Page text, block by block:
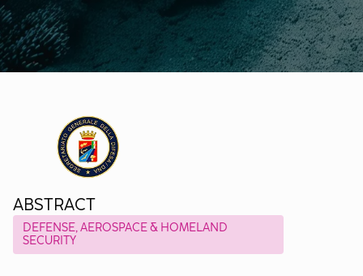
ABSTRACT
DEFENSE, AEROSPACE & HOMELAND
SECURITY